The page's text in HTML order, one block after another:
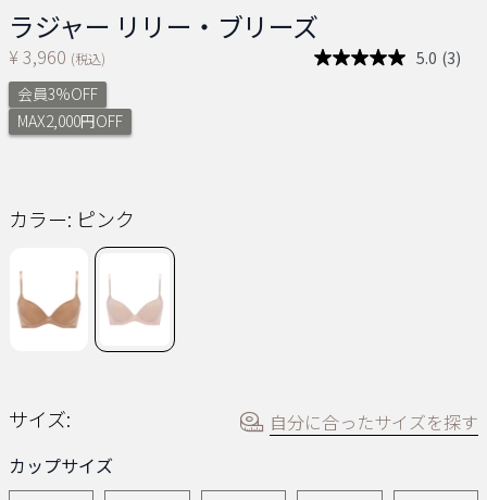
ラジャー リリー・ブリーズ
¥ 3,960 (税込) 5.0 レ
(3)
会員3%OFF
MAX2,000円OFF
カラー: ピンク
サイズ:
自分に合ったサイズを探す
カップサイズ